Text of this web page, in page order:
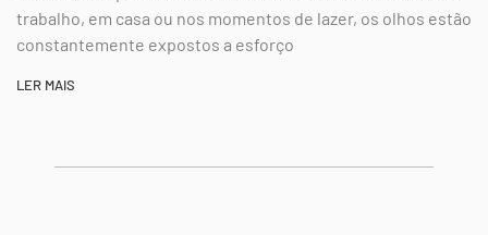
trabalho, em casa ou nos momentos de lazer, os olhos estão
constantemente expostos a esforço
LER MAIS